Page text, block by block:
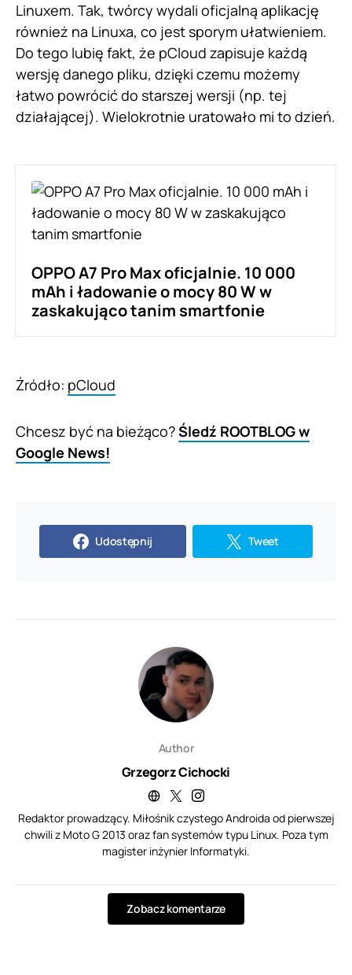
Linuxem. Tak, twórcy wydali oficjalną aplikację
również na Linuxa, co jest sporym ułatwieniem.
Do tego lubię fakt, że pCloud zapisuje każdą
wersję danego pliku, dzięki czemu możemy
łatwo powrócić do starszej wersji (np. tej
działającej). Wielokrotnie uratowało mi to dzień.
OPPO A7 Pro Max oficjalnie. 10 000
mAh i ładowanie o mocy 80 W w
zaskakująco tanim smartfonie
Źródło: pCloud
Chcesz być na bieżąco?Śledź ROOTBLOG w
Google News!
Udostępnij Tweet
Author
Grzegorz Cichocki
Redaktor prowadzący. Miłośnik czystego Androida od pierwszej
chwili z Moto G 2013 oraz fan systemów typu Linux. Poza tym
magister inżynier Informatyki.
Zobacz komentarze